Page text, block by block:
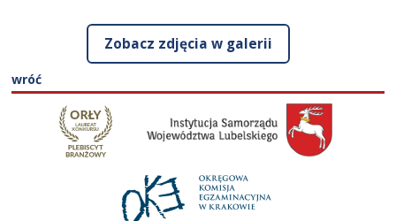
Zobacz zdjęcia w galerii
wróć